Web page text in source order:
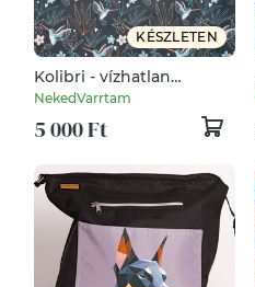
KÉSZLETEN
Kolibri - vízhatlan
gyöngyvászon
NekedVarrtam
5 000 Ft